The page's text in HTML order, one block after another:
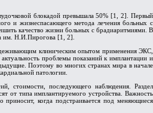
блокадой превышала 50% [1, 2]. Первый
и жизнеспасающего метода лечения больных с
качество жизни больных с брадиаритмиями. В
им. Н.И.Пирогова [1, 2].
клиническим опытом применения ЭКС,
проблемы показаний к имплантации и
Поэтому во многих странах мира в начале
патологии.
стоимости, последующего наблюдения. Раздел
от типа имплантируемого устройства. Важность
приносит, когда подстраивается под меняющиеся